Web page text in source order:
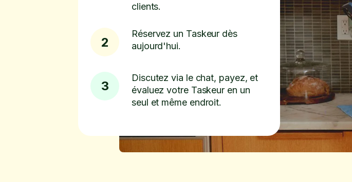
clients.
2
Réservez un Taskeur dès
aujourd'hui.
3
Discutez via le chat, payez, et
évaluez votre Taskeur en un
seul et même endroit.